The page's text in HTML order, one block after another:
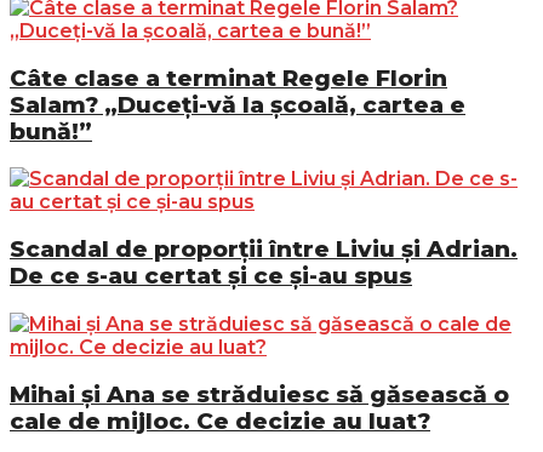
Câte clase a terminat Regele Florin
Salam? „Duceți-vă la școală, cartea e
bună!”
Scandal de proporții între Liviu și Adrian.
De ce s-au certat și ce și-au spus
Mihai și Ana se străduiesc să găsească o
cale de mijloc. Ce decizie au luat?